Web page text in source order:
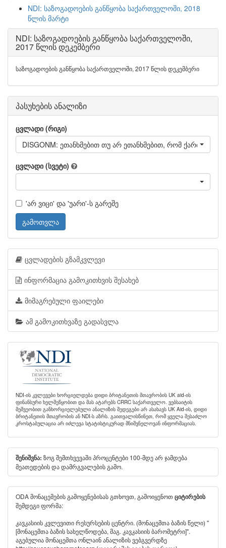
NDI: საზოგადოების განწყობა საქართველოში, 2018
წლის მარტი
NDI: საზოგადოების განწყობა საქართველოში,
2017 წლის დეკემბერი
საზოგადოების განწყობა საქართველოში, 2017 წლის დეკემბერი
პასუხების ანალიზი
ცვლადი (რიგი)
DISGONM: ეთანხმებით თუ არ ეთანხმებით, რომ ქართული
ცვლადი (სვეტი)
'არ ვიცი' და 'უარი'-ს გარეშე
გამოთვლა
ცვლადების გზამკვლევი
ინფორმაცია გამოკითხვის შესახებ
მიმაგრებული ფაილები
ამ გამოკითხვაზე გადასვლა
NDI-ის კვლევები ხორციელდება დიდი ბრიტანეთის მთავრობის UK aid-ის
ფინანსური ხელშეწყობით და მას ატარებს CRRC საქართველო. ვებსაიტის
მეშვეობით განხორციელებული ანალიზის შედეგები არ ასახავს UK Aid-ის, დიდი
ბრიტანეთის მთავრობის ან NDI-ს აზრს. გაითვალისწინეთ, რომ ყველა შესაძლო
კროსტაბულაცია არ იძლევა სტატისტიკურად მნიშვნელოვან ინფორმაციას.
შენიშვნა: ზოგ შემთხვევაში პროცენტები 100-მდე არ ჯამდება
მეათედების და დამრგვალების გამო.
ODA მონაცემების გამოყენებისას გთხოვთ, გამოიყენოთ ციტირების
შემდეგი ფორმა:
კავკასიის კვლევითი რესურსების ცენტრი. (მონაცემთა ბაზის წელი) "
[მონაცემთა ბაზის სახელწოდება, მაგ. კავკასიის ბარომეტრი]".
აგებულია მონაცემთა ონლაინ ანალიზის ვებგვერდზე